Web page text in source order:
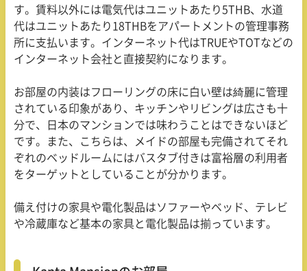
す。賃料以外には電気代はユニットあたり5THB、水道
代はユニットあたり18THBをアパートメントの管理事務
所に支払います。インターネット代はTRUEやTOTなどの
インターネット会社と直接契約になります。
お部屋の内装はフローリングの床に白い壁は綺麗に管理
されている印象があり、キッチンやリビングは広さも十
分で、日本のマンションでは味わうことはできないほど
です。また、こちらは、メイドの部屋も完備されてそれ
ぞれのベッドルームにはバスタブ付きは富裕層の利用者
をターゲットとしていることが分かります。
備え付けの家具や電化製品はソファーやベッド、テレビ
や冷蔵庫など基本の家具と電化製品は揃っています。